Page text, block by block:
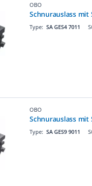
OBO
Schnurauslass mit
Type: SA GES4 7011
OBO
Schnurauslass mit
Type: SA GES9 9011